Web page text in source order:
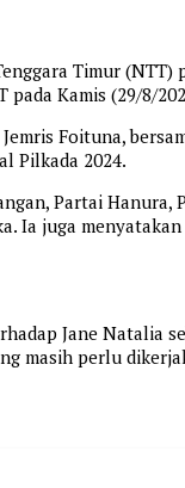
Timur
Kamis (29/8/
Foituna,
Pilkada 2024.
Partai
Ia juga
Jane
masih perlu